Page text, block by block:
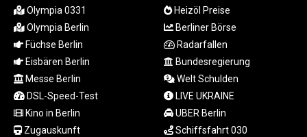
SCR 16.957784
SDG 691.902092
SEK 10.960211
SLE 28.354688
SOS 659.750917
SRD 43.630106
STD
23848.391029
Olympia 0331
Olympia Berlin
Füchse Berlin
Eisbären Berlin
Messe Berlin
DSL-Speed-Test
Kino in Berlin
Zugauskunft
Heizöl Preise
Berliner Börse
Radarfallen
Bundesregierung
Welt Schulden
LIVE UKRAINE
UBER Berlin
Schiffsfahrt 030